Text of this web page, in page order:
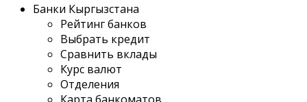
Банки Кыргызстана
Рейтинг банков
Выбрать кредит
Сравнить вклады
Курс валют
Отделения
Карта банкоматов